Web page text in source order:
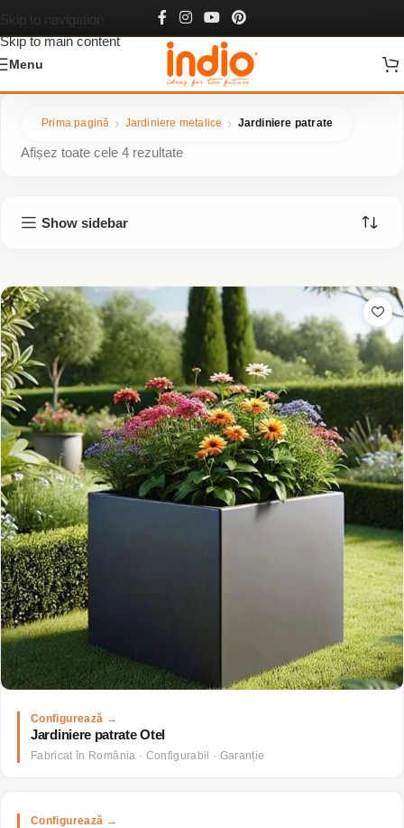
Jardiniere patrate
Skip to navigation
Skip to main content
Menu
Prima pagină Jardiniere metalice Jardiniere patrate
Afișez toate cele 4 rezultate
Show sidebar
Jardiniere patrate Otel